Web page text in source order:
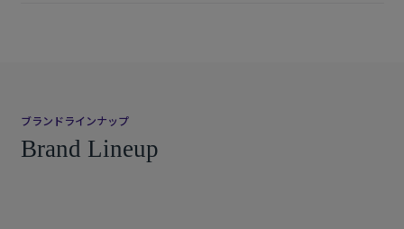
ブランドラインナップ
Brand Lineup